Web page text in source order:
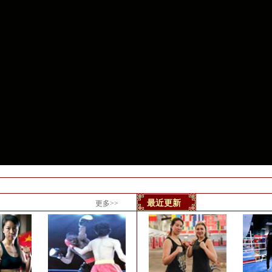
更多>> 最近更新